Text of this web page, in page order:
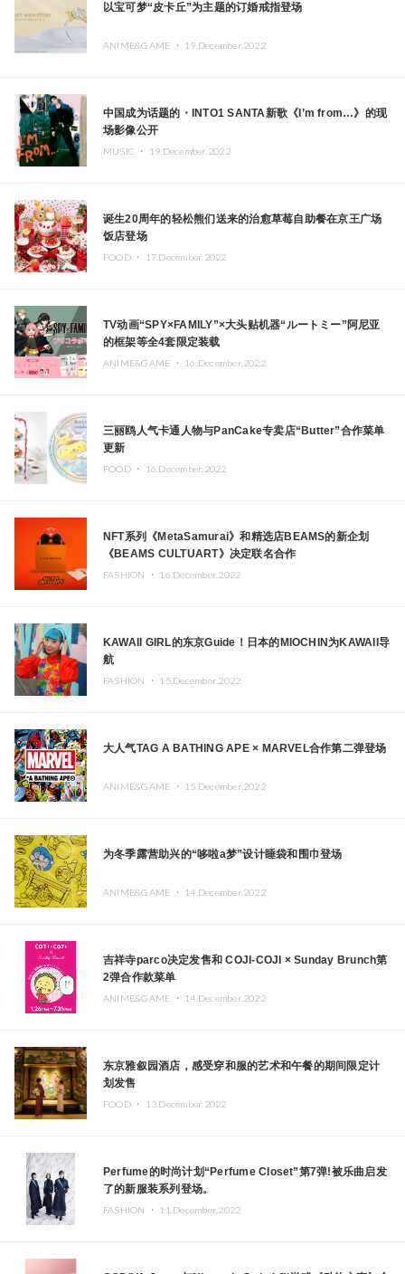
以宝可梦“皮卡丘”为主题的订婚戒指登场
ANIME&GAME ・ 19.December.2022
中国成为话题的・INTO1 SANTA新歌《I’m from…》的现
场影像公开
MUSIC ・ 19.December.2022
诞生20周年的轻松熊们送来的治愈草莓自助餐在京王广场
饭店登场
FOOD ・ 17.December.2022
TV动画“SPY×FAMILY”×大头贴机器“ルートミー”阿尼亚
的框架等全4套限定装载
ANIME&GAME ・ 16.December.2022
三丽鸥人气卡通人物与PanCake专卖店“Butter”合作菜单
更新
FOOD ・ 16.December.2022
NFT系列《MetaSamurai》和精选店BEAMS的新企划
《BEAMS CULTUART》决定联名合作
FASHION ・ 16.December.2022
KAWAII GIRL的东京Guide！日本的MIOCHIN为KAWAII导
航
FASHION ・ 15.December.2022
大人气TAG A BATHING APE︎ × MARVEL合作第二弹登场
ANIME&GAME ・ 15.December.2022
为冬季露营助兴的“哆啦a梦”设计睡袋和围巾登场
ANIME&GAME ・ 14.December.2022
吉祥寺parco决定发售和 COJI-COJI × Sunday Brunch第
2弹合作款菜单
ANIME&GAME ・ 14.December.2022
东京雅叙园酒店，感受穿和服的艺术和午餐的期间限定计
划发售
FOOD ・ 13.December.2022
Perfume的时尚计划“Perfume Closet”第7弹!被乐曲启发
了的新服装系列登场。
FASHION ・ 11.December.2022